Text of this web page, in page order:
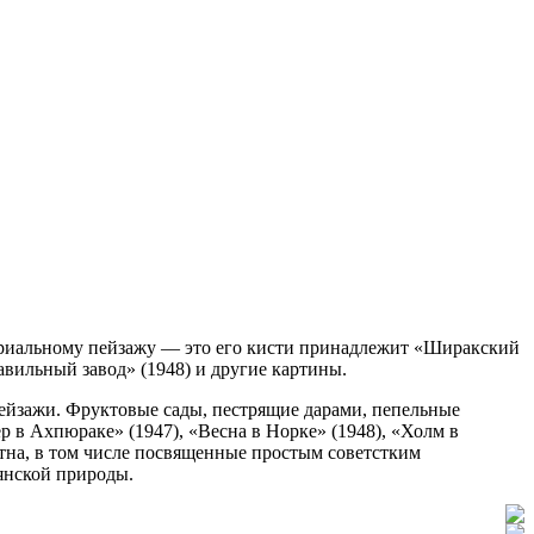
пейзажу — это его кисти принадлежит «Ширакский
завод» (1948) и другие картины.
Фруктовые сады, пестрящие дарами, пепельные
в Ахпюраке» (1947), «Весна в Норке» (1948), «Холм в
в том числе посвященные простым советстким
природы.